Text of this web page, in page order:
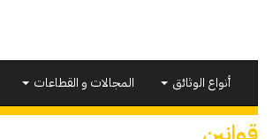
أنواع الوثائق المجالات و القطاعات